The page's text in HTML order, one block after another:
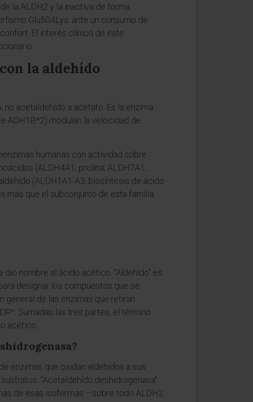
la ALDH2 y la inactiva de forma
Glu504Lys: ante un consumo de
El interés clínico de este
la aldehído
no acetaldehído a acetato. Es la enzima
ADH1B*2) modulan la velocidad de
humanas con actividad sobre
(ALDH4A1, prolina; ALDH7A1,
(ALDH1A1-A3, biosíntesis de ácido
más que el subconjunto de esta familia
dio nombre al ácido acético. "Aldehído" es
designar los compuestos que se
general de las enzimas que retiran
Sumadas las tres partes, el término
acético.
enzimas que oxidan aldehídos a sus
"Acetaldehído deshidrogenasa"
de esas isoformas —sobre todo ALDH2